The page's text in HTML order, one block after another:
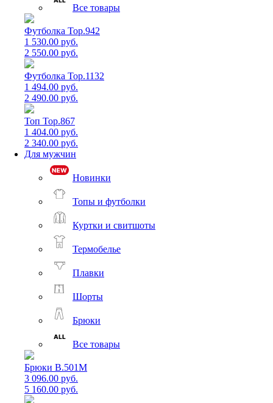
Все товары
Футболка Top.942
1 530.00 руб.
2 550.00 руб.
Футболка Top.1132
1 494.00 руб.
2 490.00 руб.
Топ Top.867
1 404.00 руб.
2 340.00 руб.
Для мужчин
Новинки
Топы и футболки
Куртки и свитшоты
Термобелье
Плавки
Шорты
Брюки
Все товары
Брюки B.501M
3 096.00 руб.
5 160.00 руб.